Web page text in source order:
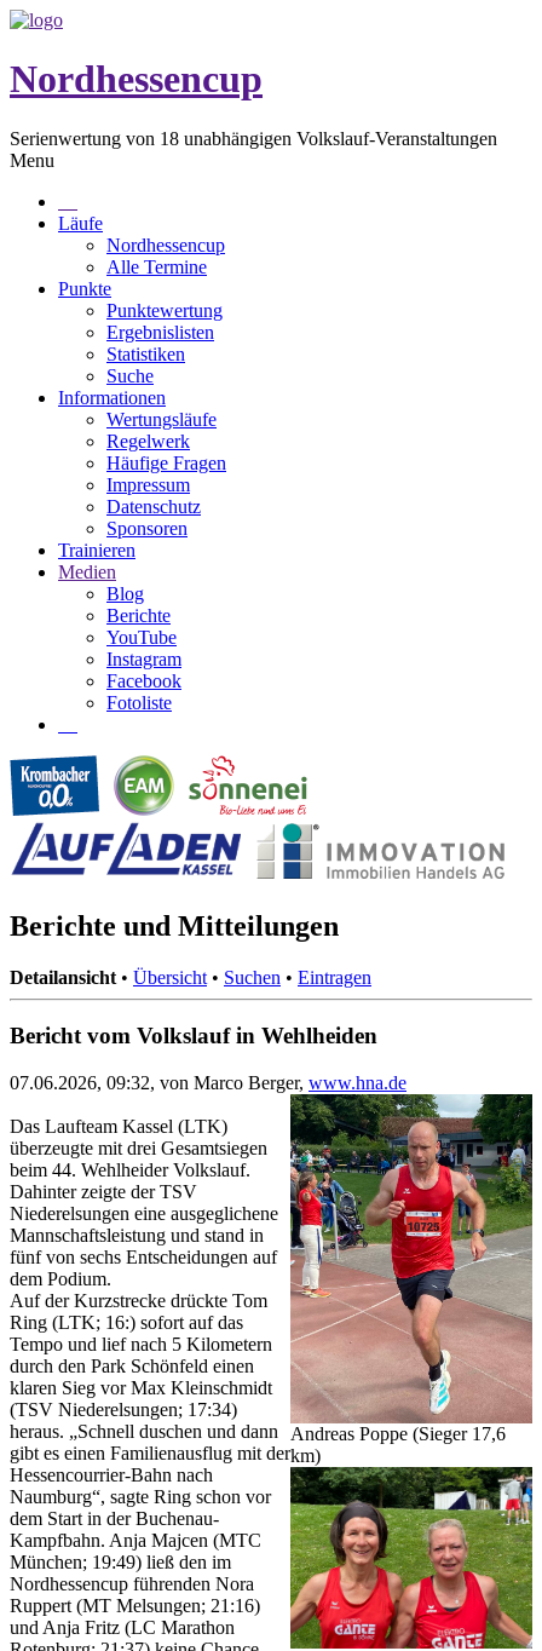
Nordhessencup
Serienwertung von 18 unabhängigen Volkslauf-Veranstaltungen
Menu
Läufe
Nordhessencup
Alle Termine
Punkte
Punktewertung
Ergebnislisten
Statistiken
Suche
Informationen
Wertungsläufe
Regelwerk
Häufige Fragen
Impressum
Datenschutz
Sponsoren
Trainieren
Medien
Blog
Berichte
YouTube
Instagram
Facebook
Fotoliste
Berichte und Mitteilungen
Detailansicht • Übersicht • Suchen • Eintragen
Bericht vom Volkslauf in Wehlheiden
07.06.2026, 09:32, von Marco Berger, www.hna.de
Andreas Poppe (Sieger 17,6
km)
Das Laufteam Kassel (LTK)
überzeugte mit drei Gesamtsiegen
beim 44. Wehlheider Volkslauf.
Dahinter zeigte der TSV
Niederelsungen eine ausgeglichene
Mannschaftsleistung und stand in
fünf von sechs Entscheidungen auf
dem Podium.
Auf der Kurzstrecke drückte Tom
Ring (LTK; 16:) sofort auf das
Tempo und lief nach 5 Kilometern
durch den Park Schönfeld einen
klaren Sieg vor Max Kleinschmidt
(TSV Niederelsungen; 17:34)
heraus. „Schnell duschen und dann
gibt es einen Familienausflug mit der
Hessencourrier-Bahn nach
Naumburg“, sagte Ring schon vor
dem Start in der Buchenau-
Kampfbahn. Anja Majcen (MTC
München; 19:49) ließ den im
Nordhessencup führenden Nora
Ruppert (MT Melsungen; 21:16)
und Anja Fritz (LC Marathon